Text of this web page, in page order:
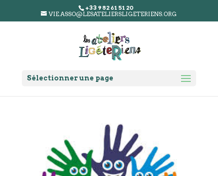
+33 9 82 61 51 20
VIE.ASSO@LESATELIERSLIGETERIENS.ORG
Sélectionner une page